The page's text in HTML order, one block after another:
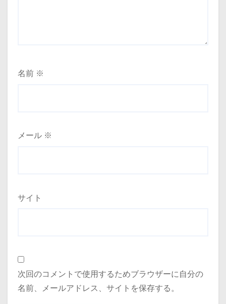
名前 ※
メール ※
サイト
次回のコメントで使用するためブラウザーに自分の
名前、メールアドレス、サイトを保存する。